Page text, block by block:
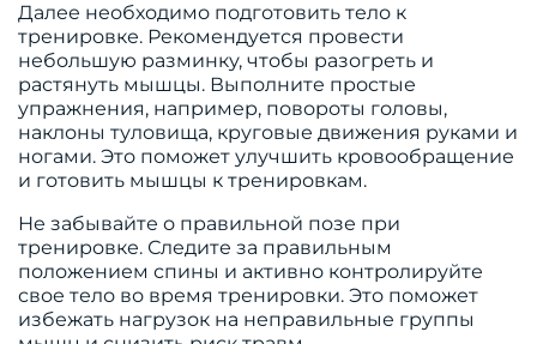
Далее необходимо подготовить тело к
тренировке. Рекомендуется провести
небольшую разминку, чтобы разогреть и
растянуть мышцы. Выполните простые
упражнения, например, повороты головы,
наклоны туловища, круговые движения руками и
ногами. Это поможет улучшить кровообращение
и готовить мышцы к тренировкам.
Не забывайте о правильной позе при
тренировке. Следите за правильным
положением спины и активно контролируйте
свое тело во время тренировки. Это поможет
избежать нагрузок на неправильные группы